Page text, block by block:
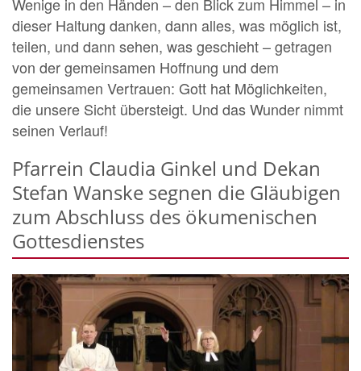
dieser Haltung danken, dann alles, was möglich ist,
teilen, und dann sehen, was geschieht – getragen
von der gemeinsamen Hoffnung und dem
gemeinsamen Vertrauen: Gott hat Möglichkeiten,
die unsere Sicht übersteigt. Und das Wunder nimmt
seinen Verlauf!
Pfarrein Claudia Ginkel und Dekan
Stefan Wanske segnen die Gläubigen
zum Abschluss des ökumenischen
Gottesdienstes